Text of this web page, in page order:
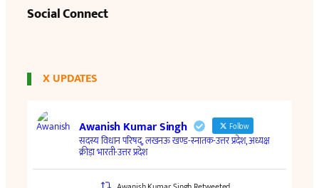
Social Connect
X UPDATES